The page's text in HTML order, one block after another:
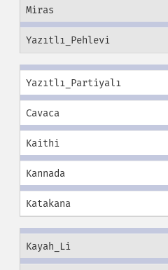
Miras
Yazıtlı_Pehlevi
Yazıtlı_Partiyalı
Cavaca
Kaithi
Kannada
Katakana
Kayah_Li